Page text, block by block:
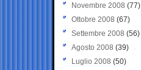
Novembre 2008 (77)
Ottobre 2008 (67)
Settembre 2008 (56)
Agosto 2008 (39)
Luglio 2008 (50)